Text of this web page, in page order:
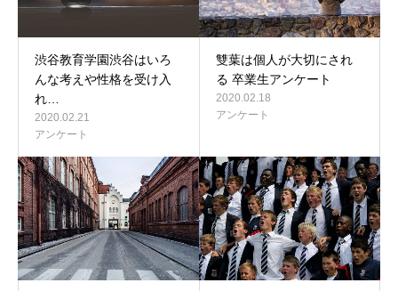
渋谷教育学園渋谷はいろ
んな考えや性格を受け入
れ…
2020.02.21
アンケート
雙葉は個人が大切にされ
る 卒業生アンケート
2020.02.18
アンケート